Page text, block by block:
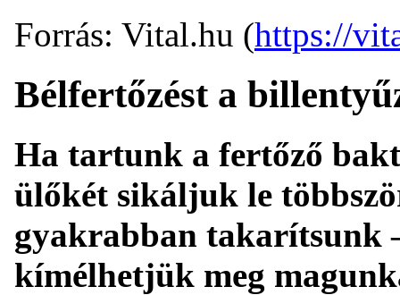
Forrás: Vital.hu (https://
Bélfertőzést a
Ha tartunk a fertőző
ülőkét sikáljuk le
gyakrabban takarítsunk
kímélhetjük meg